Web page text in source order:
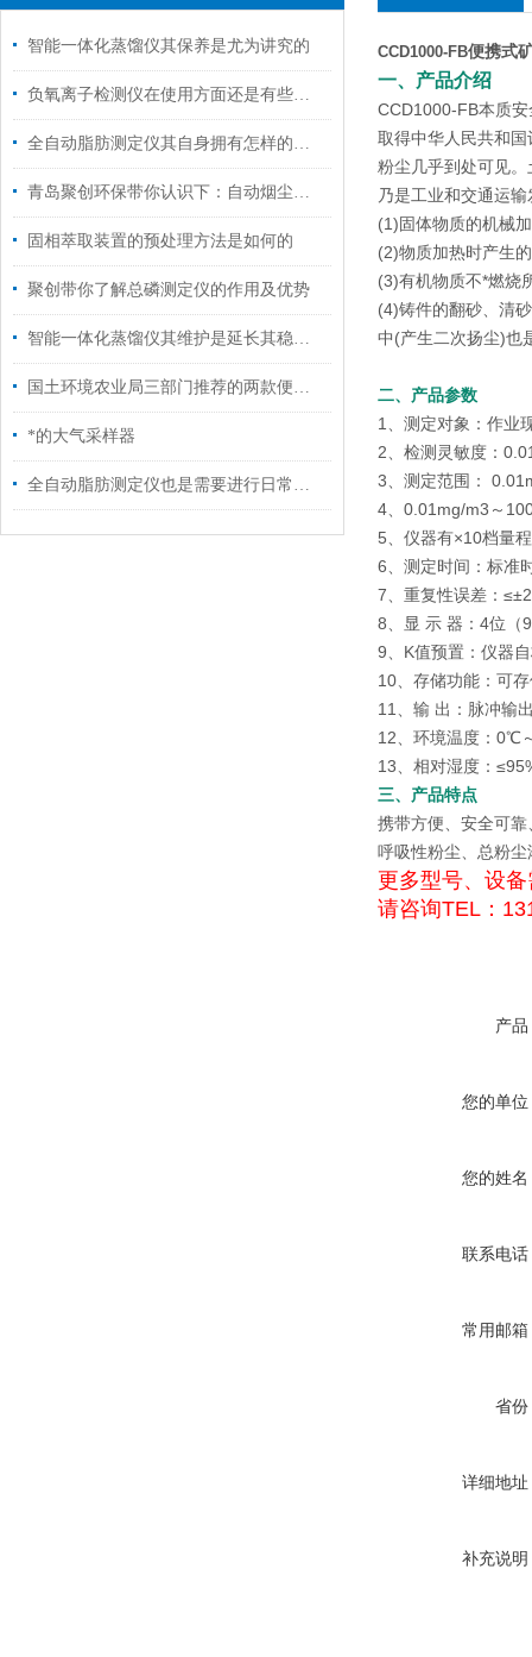
智能一体化蒸馏仪其保养是尤为讲究的
负氧离子检测仪在使用方面还是有些技巧的
全自动脂肪测定仪其自身拥有怎样的特点呢？
青岛聚创环保带你认识下：自动烟尘烟气测试仪
固相萃取装置的预处理方法是如何的
聚创带你了解总磷测定仪的作用及优势
智能一体化蒸馏仪其维护是延长其稳定运行的关键
国土环境农业局三部门推荐的两款便携土壤重金属检测仪的检测方法和使用技巧
*的大气采样器
全自动脂肪测定仪也是需要进行日常清洗的
CCD1000-FB便携式
一、产品介绍
CCD1000-FB本质
取得中华人民共和
粉尘几乎到处可见
乃是工业和交通运
(1)固体物质的机械
(2)物质加热时产生
(3)有机物质不*燃烧
(4)铸件的翻砂、清
中(产生二次扬尘)也
二、产品参数
1、测定对象：作业
2、检测灵敏度：
3、测定范围：
4、0.01mg/m3～
5、仪器有×10档量
6、测定时间：标准
7、重复性误差：
8、显 示 器：4位（
9、K值预置：仪器
10、存储功能：可
11、输 出：脉冲输
12、环境温度：0℃
13、相对湿度：
三、产品特点
携带方便、安全可
呼吸性粉尘、总粉
更多型号、设
请咨询TEL：
产品
您的单位
您的姓名
联系电话
常用邮箱
省份
详细地址
补充说明